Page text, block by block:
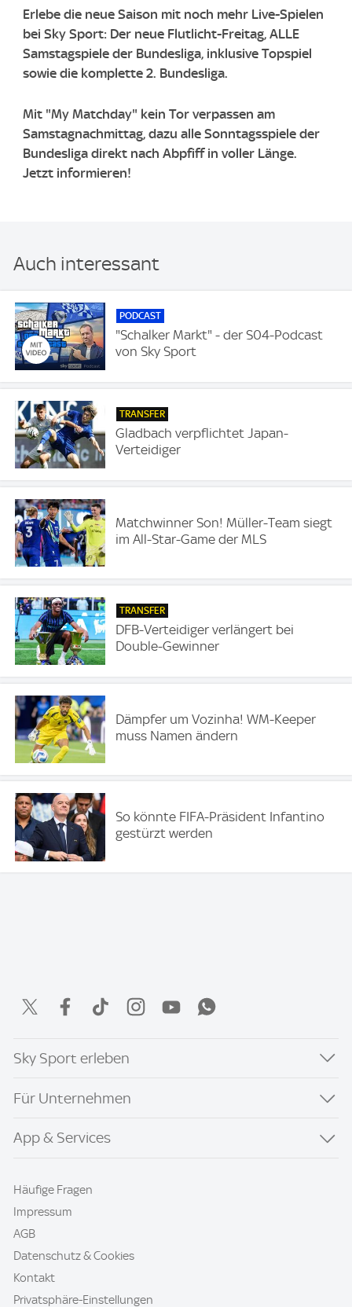
Erlebe die neue Saison mit noch mehr Live-Spielen
bei Sky Sport: Der neue Flutlicht-Freitag, ALLE
Samstagspiele der Bundesliga, inklusive Topspiel
sowie die komplette 2. Bundesliga.
Mit "My Matchday" kein Tor verpassen am
Samstagnachmittag, dazu alle Sonntagsspiele der
Bundesliga direkt nach Abpfiff in voller Länge.
Jetzt informieren!
Auch interessant
PODCAST
"Schalker Markt" - der S04-Podcast
von Sky Sport
TRANSFER
Gladbach verpflichtet Japan-
Verteidiger
Matchwinner Son! Müller-Team siegt
im All-Star-Game der MLS
TRANSFER
DFB-Verteidiger verlängert bei
Double-Gewinner
Dämpfer um Vozinha! WM-Keeper
muss Namen ändern
So könnte FIFA-Präsident Infantino
gestürzt werden
Sky Sport erleben
Für Unternehmen
App & Services
Häufige Fragen
Impressum
AGB
Datenschutz & Cookies
Kontakt
Privatsphäre-Einstellungen